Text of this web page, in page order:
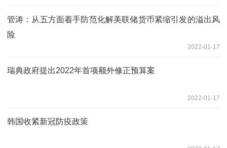
管涛：从五方面着手防范化解美联储货币紧缩引发的溢出风
险
2022-01-17
瑞典政府提出2022年首项额外修正预算案
2022-01-17
韩国收紧新冠防疫政策